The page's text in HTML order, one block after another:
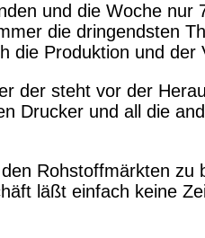
und die Woche
die dringendsten
die Produktion und der
der steht vor der
Drucker und all die
Rohstoffmärkten
läßt einfach keine